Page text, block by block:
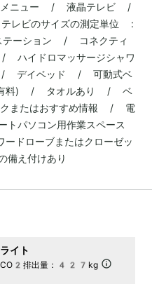
メニュー / 液晶テレビ /
のサイズの測定単位 :
ーション / コネクティ
イドロマッサージシャワ
デイベッド / 可動式ベ
料) / タオルあり / ベ
またはおすすめ情報 / 電
ソコン用作業スペース
ローブまたはクローゼッ
え付けあり
イト
CO2排出量： 427kg